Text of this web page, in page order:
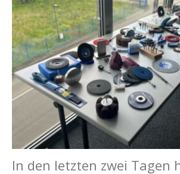
In den letzten zwei Tagen